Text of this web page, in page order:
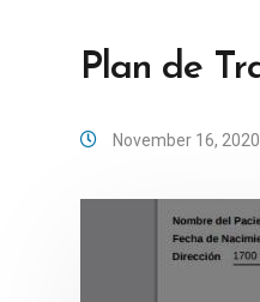
Plan de
November 16, 2020